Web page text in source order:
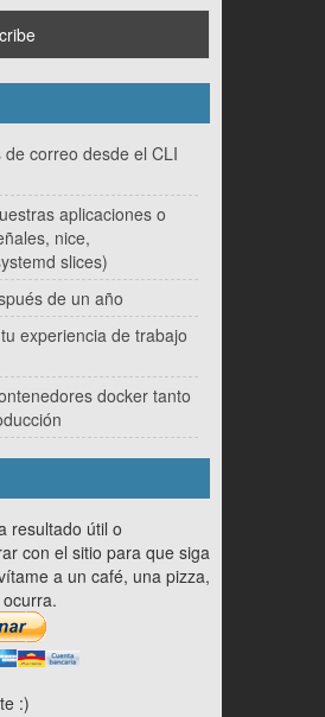
correo desde el CLI
aplicaciones o
nice,
slices)
de un año
experiencia de trabajo
docker tanto
resultado útil o
con el sitio para que siga
a un café, una pizza,
:)